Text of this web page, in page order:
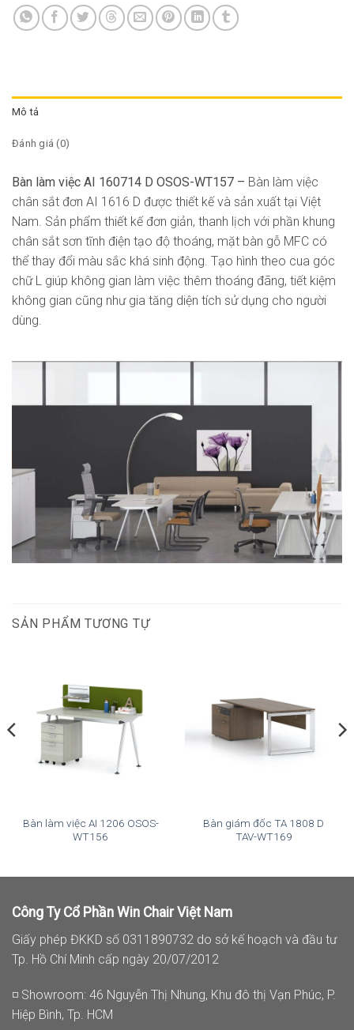
Mô tả
Đánh giá (0)
Bàn làm việc AI 160714 D OSOS-WT157 – Bàn làm việc
chân sắt đơn AI 1616 D được thiết kế và sản xuất tại Việt
Nam. Sản phẩm thiết kế đơn giản, thanh lịch với phần khung
chân sắt sơn tĩnh điện tạo độ thoáng, mặt bàn gỗ MFC có
thể thay đổi màu sắc khá sinh động. Tạo hình theo cua góc
chữ L giúp không gian làm việc thêm thoáng đãng, tiết kiệm
không gian cũng như gia tăng diện tích sử dụng cho người
dùng.
SẢN PHẨM TƯƠNG TỰ
Bàn làm việc AI 1206 OSOS-
WT156
Bàn giám đốc TA 1808 D
TAV-WT169
Công Ty Cổ Phần Win Chair Việt Nam
Giấy phép ĐKKD số 0311890732 do sở kế hoạch và đầu tư
Tp. Hồ Chí Minh cấp ngày 20/07/2012
◽ Showroom: 46 Nguyễn Thị Nhung, Khu đô thị Vạn Phúc, P.
Hiệp Bình, Tp. HCM